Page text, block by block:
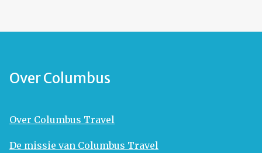
Over Columbus
Over Columbus Travel
De missie van Columbus Travel